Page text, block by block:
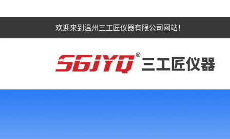
欢迎来到温州三工匠仪器有限公司网站！